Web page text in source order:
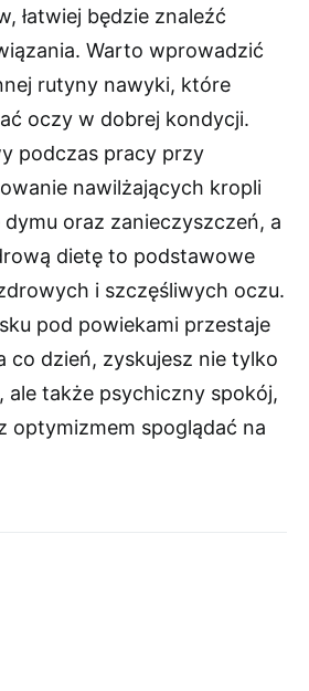
łatwiej będzie znaleźć
Warto wprowadzić
rutyny nawyki, które
oczy w dobrej kondycji.
podczas pracy przy
nawilżających kropli
oraz zanieczyszczeń, a
dietę to podstawowe
i szczęśliwych oczu.
pod powiekami przestaje
co dzień, zyskujesz nie tylko
także psychiczny spokój,
optymizmem spoglądać na